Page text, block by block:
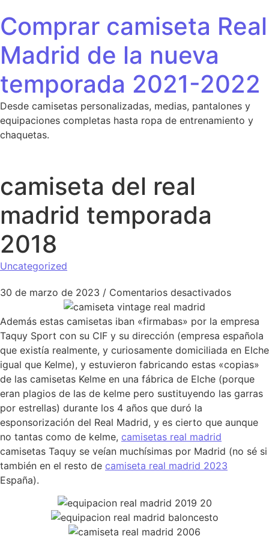
Comprar camiseta Real
Madrid de la nueva
temporada 2021-2022
Desde camisetas personalizadas, medias, pantalones y
equipaciones completas hasta ropa de entrenamiento y
chaquetas.
camiseta del real
madrid temporada
2018
Uncategorized
30 de marzo de 2023 / Comentarios desactivadosen
Además estas camisetas iban «firmabas» por la empresa
Taquy Sport con su CIF y su dirección (empresa española
que existía realmente, y curiosamente domiciliada en Elche
igual que Kelme), y estuvieron fabricando estas «copias»
de las camisetas Kelme en una fábrica de Elche (porque
eran plagios de las de kelme pero sustituyendo las garras
por estrellas) durante los 4 años que duró la
esponsorización del Real Madrid, y es cierto que aunque
no tantas como de kelme, camisetas real madrid
camisetas Taquy se veían muchísimas por Madrid (no sé si
también en el resto de camiseta real madrid 2023
España).